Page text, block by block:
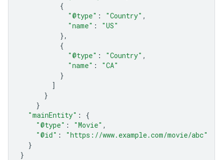
{
"@type" : "Country" ,
"name" :
"US"
},
{
"@type" : "Country" ,
"name" :
"CA"
}
]
}
}
"mainEntity" :
{
"@type" : "Movie" ,
"@id" :
"https://www.example.com/movie/abc"
}
}